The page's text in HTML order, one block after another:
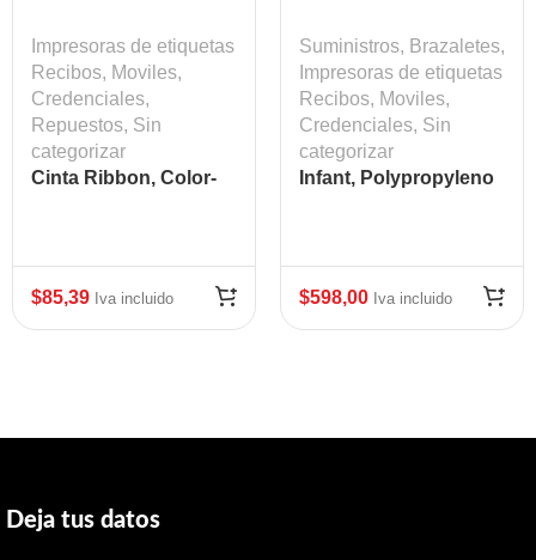
Impresoras de etiquetas
Recibos, Moviles,
Credenciales,
Repuestos, Sin
categorizar
Cinta Ribbon, Color-
$85,39 Iva incluido
Suministros, Brazaletes,
Impresoras de etiquetas
Recibos, Moviles,
Credenciales, Sin
categorizar
Infant, Polypropyleno
$598,00 Iva incluido
Deja tus datos